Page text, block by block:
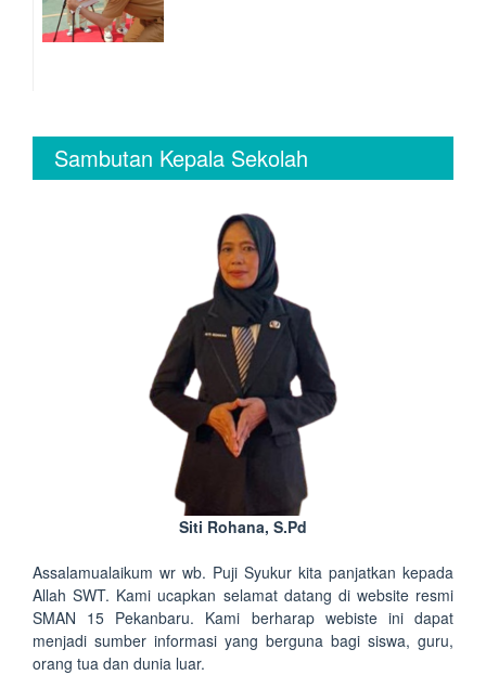
Sambutan Kepala Sekolah
Siti Rohana, S.Pd
Assalamualaikum wr wb. Puji Syukur kita panjatkan kepada
Allah SWT. Kami ucapkan selamat datang di website resmi
SMAN 15 Pekanbaru. Kami berharap webiste ini dapat
menjadi sumber informasi yang berguna bagi siswa, guru,
orang tua dan dunia luar.